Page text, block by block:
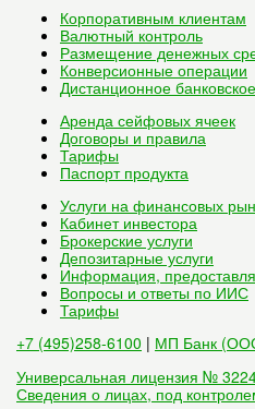
Корпоративным клиентам
Валютный контроль
Размещение денежных
Конверсионные операции
Дистанционное
Аренда сейфовых ячеек
Договоры и правила
Тарифы
Паспорт продукта
Услуги на финансовых
Кабинет инвестора
Брокерские услуги
Депозитарные услуги
Информация,
Вопросы и ответы по ИИС
Тарифы
+7 (495)258-6100 | МП Банк
Универсальная лицензия №
Сведения о лицах, под